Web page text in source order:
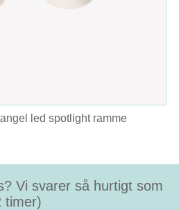
led spotlight ramme
Vi svarer så hurtigt som
timer)